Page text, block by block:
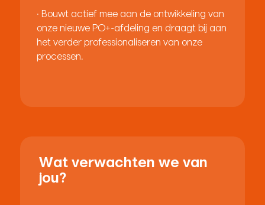
· Bouwt actief mee aan de ontwikkeling van
onze nieuwe PO+-afdeling en draagt bij aan
het verder professionaliseren van onze
processen.
Wat verwachten we van
jou?